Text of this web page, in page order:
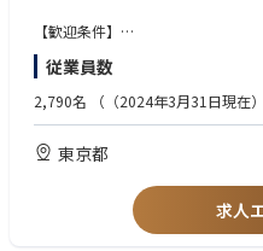
【歓迎条件】
・施工管理経験者
・工程管理経験者（他業界でも可）
・不動産業界での業務経験をお持ち
【求める人物像】
・責任をもって業務にとり組める
・困難にぶつかった時でも、あき
・ひとつのことに対してこだわり
従業員数
2,790名 （（2024年3月31日現在）
東京都
求人